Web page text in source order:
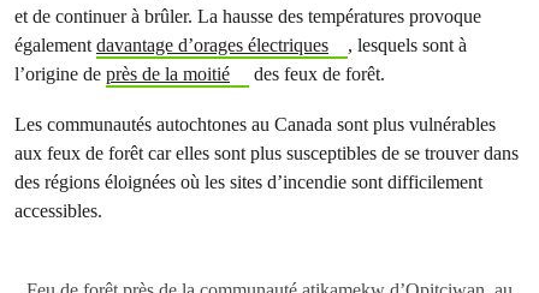
et de continuer à brûler. La hausse des températures provoque
également davantage d’orages électriques
, lesquels sont à
l’origine de près de la moitié des feux de forêt.
Les communautés autochtones au Canada sont plus vulnérables
aux feux de forêt car elles sont plus susceptibles de se trouver dans
des régions éloignées où les sites d’incendie sont difficilement
accessibles.